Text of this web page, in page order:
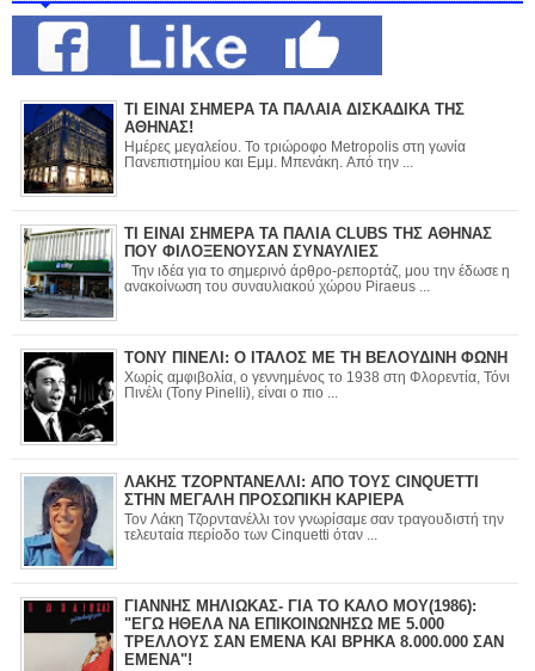
ΤΙ ΕΙΝΑΙ ΣΗΜΕΡΑ ΤΑ ΠΑΛΑΙΑ ΔΙΣΚΑΔΙΚΑ ΤΗΣ
ΑΘΗΝΑΣ!
Ημέρες μεγαλείου. Το τριώροφο Metropolis στη γωνία
Πανεπιστημίου και Εμμ. Μπενάκη. Από την ...
ΤΙ ΕΙΝΑΙ ΣΗΜΕΡΑ ΤΑ ΠΑΛΙΑ CLUBS ΤΗΣ ΑΘΗΝΑΣ
ΠΟΥ ΦΙΛΟΞΕΝΟΥΣΑΝ ΣΥΝΑΥΛΙΕΣ
Την ιδέα για το σημερινό άρθρο-ρεπορτάζ, μου την έδωσε η
ανακοίνωση του συναυλιακού χώρου Piraeus ...
ΤΟΝΥ ΠΙΝΕΛΙ: Ο ΙΤΑΛΟΣ ΜΕ ΤΗ ΒΕΛΟΥΔΙΝΗ ΦΩΝΗ
Χωρίς αμφιβολία, ο γεννημένος το 1938 στη Φλορεντία, Τόνι
Πινέλι (Tony Pinelli), είναι ο πιο ...
ΛΑΚΗΣ ΤΖΟΡΝΤΑΝΕΛΛΙ: ΑΠΟ ΤΟΥΣ CINQUETTI
ΣΤΗΝ ΜΕΓΑΛΗ ΠΡΟΣΩΠΙΚΗ ΚΑΡΙΕΡΑ
Τον Λάκη Τζορντανέλλι τον γνωρίσαμε σαν τραγουδιστή την
τελευταία περίοδο των Cinquetti όταν ...
ΓΙΑΝΝΗΣ ΜΗΛΙΩΚΑΣ- ΓΙΑ ΤΟ ΚΑΛΟ ΜΟΥ(1986):
"ΕΓΩ ΗΘΕΛΑ ΝΑ ΕΠΙΚΟΙΝΩΝΗΣΩ ΜΕ 5.000
ΤΡΕΛΛΟΥΣ ΣΑΝ ΕΜΕΝΑ ΚΑΙ ΒΡΗΚΑ 8.000.000 ΣΑΝ
ΕΜΕΝΑ"!